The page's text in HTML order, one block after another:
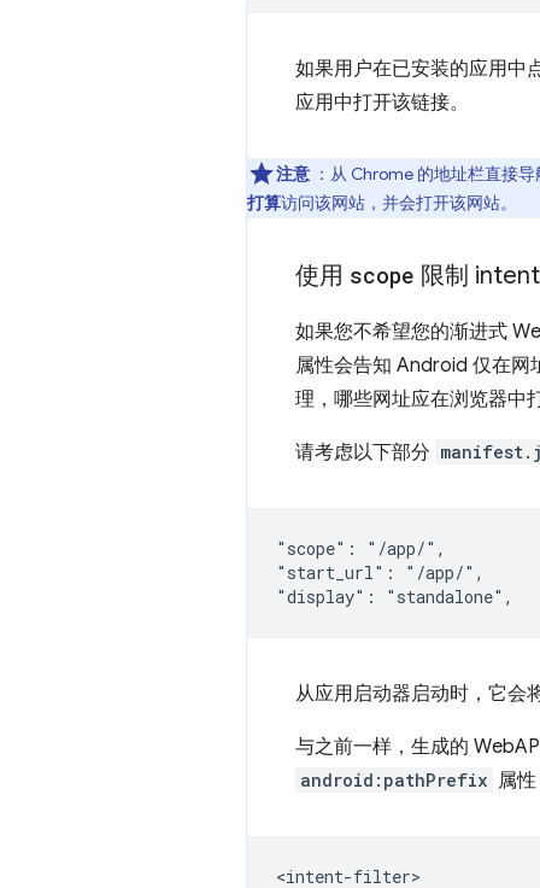
如果用户在已安装的应用中
应用中打开该链接。
注意 ：从 Chrome 的地址栏直接导
打算访问该网站，并会打开该网站。
使用 scope 限制
如果您不希望您的渐进式
属性会告知 Android 仅在网
理，哪些网址应在浏览器中
请考虑以下部分
"scope": "/app/",
"start_url": "/app/",
从应用启动器启动时，它会
与之前一样，生成的
android:pathPrefix 属性